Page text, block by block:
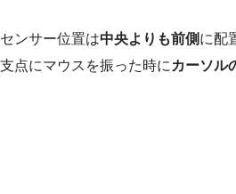
センサー位置は中央よりも前側 に配
支点にマウスを振った時に カーソル